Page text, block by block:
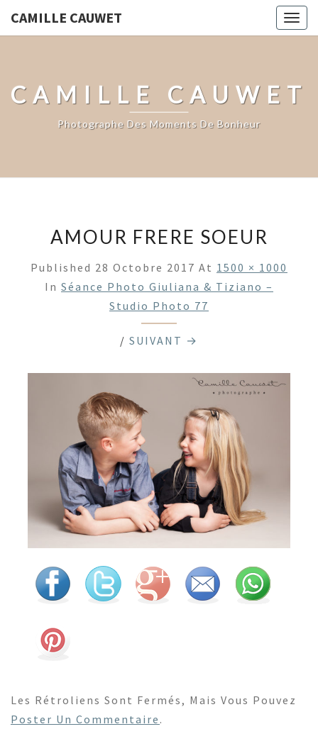
CAMILLE CAUWET
CAMILLE CAUWET
Photographe Des Moments De Bonheur
AMOUR FRERE SOEUR
Published 28 Octobre 2017 At 1500 × 1000
In Séance Photo Giuliana & Tiziano –
Studio Photo 77
/ SUIVANT →
Les Rétroliens Sont Fermés, Mais Vous Pouvez
Poster Un Commentaire .